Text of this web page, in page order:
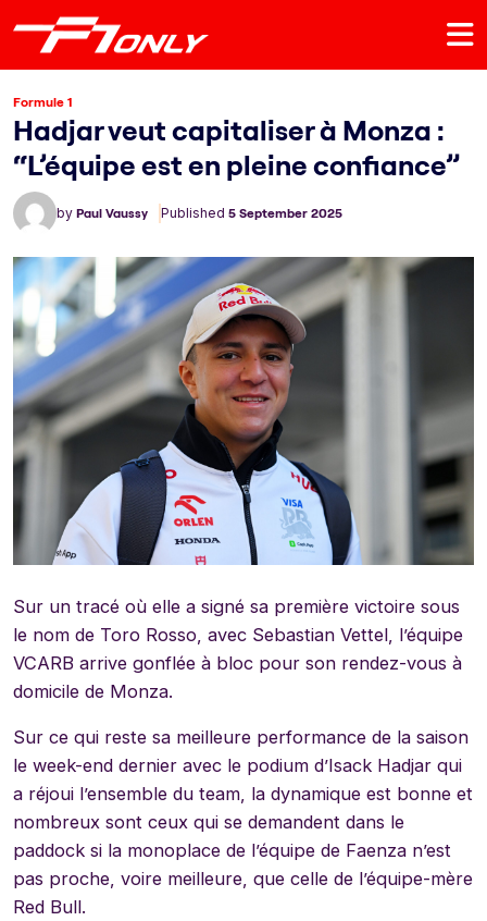
Formule 1
Hadjar veut capitaliser à Monza :
“L’équipe est en pleine confiance”
by Paul Vaussy Published 5 September 2025
Sur un tracé où elle a signé sa première victoire sous
le nom de Toro Rosso, avec Sebastian Vettel, l’équipe
VCARB arrive gonflée à bloc pour son rendez-vous à
domicile de Monza.
Sur ce qui reste sa meilleure performance de la saison
le week-end dernier avec le podium d’Isack Hadjar qui
a réjoui l’ensemble du team, la dynamique est bonne et
nombreux sont ceux qui se demandent dans le
paddock si la monoplace de l’équipe de Faenza n’est
pas proche, voire meilleure, que celle de l’équipe-mère
Red Bull.